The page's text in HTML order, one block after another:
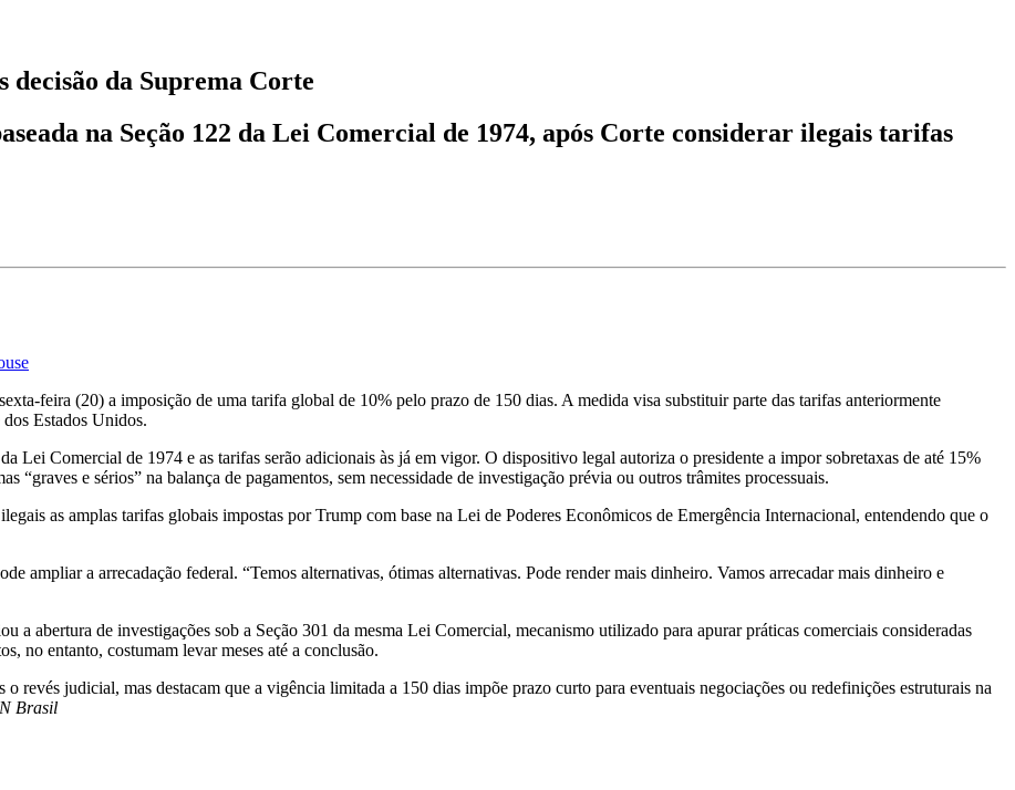
da Suprema Corte
na Seção 122 da Lei Comercial de 1974, após Corte considerar ilegais tarifas
feira (20) a imposição de uma tarifa global de 10% pelo prazo de 150 dias. A medida visa substituir parte das tarifas anteriormente
Estados Unidos.
Lei Comercial de 1974 e as tarifas serão adicionais às já em vigor. O dispositivo legal autoriza o presidente a impor sobretaxas de até 15%
“graves e sérios” na balança de pagamentos, sem necessidade de investigação prévia ou outros trâmites processuais.
as amplas tarifas globais impostas por Trump com base na Lei de Poderes Econômicos de Emergência Internacional, entendendo que o
ampliar a arrecadação federal. “Temos alternativas, ótimas alternativas. Pode render mais dinheiro. Vamos arrecadar mais dinheiro e
a abertura de investigações sob a Seção 301 da mesma Lei Comercial, mecanismo utilizado para apurar práticas comerciais consideradas
no entanto, costumam levar meses até a conclusão.
o revés judicial, mas destacam que a vigência limitada a 150 dias impõe prazo curto para eventuais negociações ou redefinições estruturais na
Brasil